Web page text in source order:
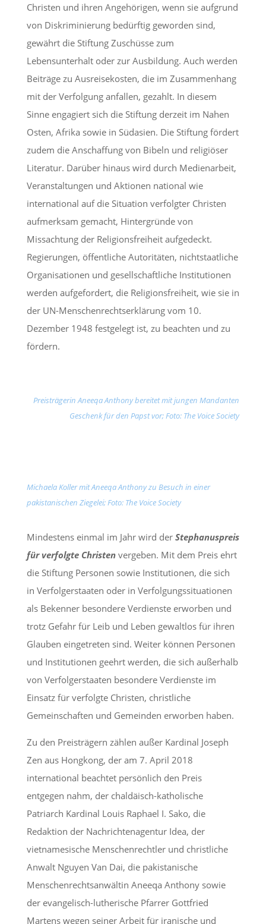
Christen und ihren Angehörigen, wenn sie aufgrund
von Diskriminierung bedürftig geworden sind,
gewährt die Stiftung Zuschüsse zum
Lebensunterhalt oder zur Ausbildung. Auch werden
Beiträge zu Ausreisekosten, die im Zusammenhang
mit der Verfolgung anfallen, gezahlt. In diesem
Sinne engagiert sich die Stiftung derzeit im Nahen
Osten, Afrika sowie in Südasien. Die Stiftung fördert
zudem die Anschaffung von Bibeln und religiöser
Literatur. Darüber hinaus wird durch Medienarbeit,
Veranstaltungen und Aktionen national wie
international auf die Situation verfolgter Christen
aufmerksam gemacht, Hintergründe von
Missachtung der Religionsfreiheit aufgedeckt.
Regierungen, öffentliche Autoritäten, nichtstaatliche
Organisationen und gesellschaftliche Institutionen
werden aufgefordert, die Religionsfreiheit, wie sie in
der UN-Menschenrechtserklärung vom 10.
Dezember 1948 festgelegt ist, zu beachten und zu
fördern.
Preisträgerin Aneeqa Anthony bereitet mit jungen Mandanten
Geschenk für den Papst vor; Foto: The Voice Society
Michaela Koller mit Aneeqa Anthony zu Besuch in einer
pakistanischen Ziegelei; Foto: The Voice Society
Mindestens einmal im Jahr wird der Stephanuspreis
für verfolgte Christenvergeben. Mit dem Preis ehrt
die Stiftung Personen sowie Institutionen, die sich
in Verfolgerstaaten oder in Verfolgungssituationen
als Bekenner besondere Verdienste erworben und
trotz Gefahr für Leib und Leben gewaltlos für ihren
Glauben eingetreten sind. Weiter können Personen
und Institutionen geehrt werden, die sich außerhalb
von Verfolgerstaaten besondere Verdienste im
Einsatz für verfolgte Christen, christliche
Gemeinschaften und Gemeinden erworben haben.
Zu den Preisträgern zählen außer Kardinal Joseph
Zen aus Hongkong, der am 7. April 2018
international beachtet persönlich den Preis
entgegen nahm, der chaldäisch-katholische
Patriarch Kardinal Louis Raphael I. Sako, die
Redaktion der Nachrichtenagentur Idea, der
vietnamesische Menschenrechtler und christliche
Anwalt Nguyen Van Dai, die pakistanische
Menschenrechtsanwältin Aneeqa Anthony sowie
der evangelisch-lutherische Pfarrer Gottfried
Martens wegen seiner Arbeit für iranische und